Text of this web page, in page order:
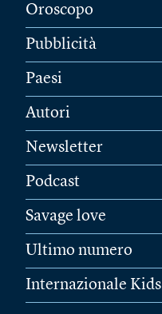
Oroscopo
Pubblicità
Paesi
Autori
Newsletter
Podcast
Savage love
Ultimo numero
Internazionale Kids